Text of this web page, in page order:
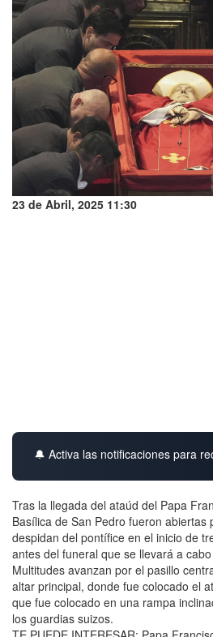
23 de Abril, 2025 11:30
🔔 Activa las notificaciones para
Tras la llegada del ataúd del Papa
Basílica de San Pedro fueron abiertas
despidan del pontífice en el inicio de
antes del funeral que se llevará a
Multitudes avanzan por el pasillo
altar principal, donde fue colocado el
que fue colocado en una rampa
los guardias suizos.